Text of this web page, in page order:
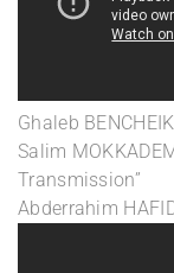
Ghaleb
Salim
Transmission”
Abderrahim